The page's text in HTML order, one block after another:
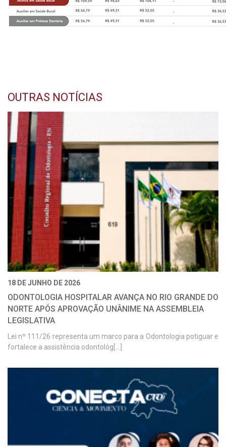
OUTRAS NOTÍCIAS
18 DE JUNHO DE 2026
ODONTOLOGIA HOSPITALAR AVANÇA NO RIO GRANDE DO
NORTE APÓS APROVAÇÃO UNÂNIME NA ASSEMBLEIA
LEGISLATIVA
Lei nº 111/26 representa um marco para a Odontologia potiguar e
fortalece a assistência odontológ[...]